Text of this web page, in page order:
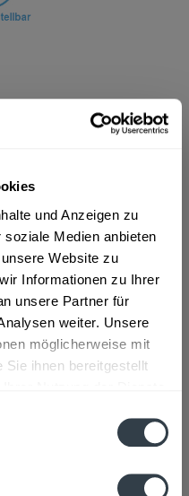
und Anzeigen zu
Medien anbieten
Website zu
Informationen zu Ihrer
unsere Partner für
weiter. Unsere
möglicherweise mit
Sie ihnen bereitgestellt